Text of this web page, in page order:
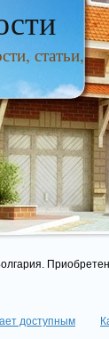
статьи,
доступным